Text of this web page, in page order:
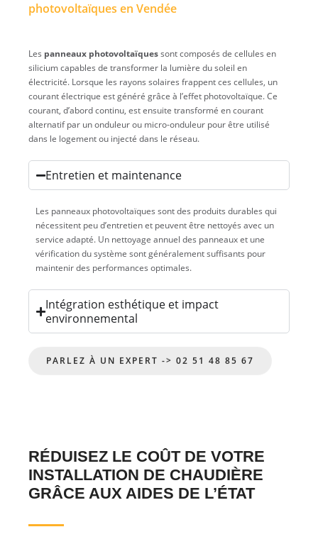
photovoltaïques en Vendée
Les panneaux photovoltaïquessont composés de cellules en
silicium capables de transformer la lumière du soleil en
électricité. Lorsque les rayons solaires frappent ces cellules, un
courant électrique est généré grâce à l’effet photovoltaïque. Ce
courant, d’abord continu, est ensuite transformé en courant
alternatif par un onduleur ou micro-onduleur pour être utilisé
dans le logement ou injecté dans le réseau.
Entretien et maintenance
Les panneaux photovoltaïques sont des produits durables qui
nécessitent peu d’entretien et peuvent être nettoyés avec un
service adapté. Un nettoyage annuel des panneaux et une
vérification du système sont généralement suffisants pour
maintenir des performances optimales.
Intégration esthétique et impact
environnemental
PARLEZ À UN EXPERT -> 02 51 48 85 67
RÉDUISEZ LE COÛT DE VOTRE
INSTALLATION DE CHAUDIÈRE
GRÂCE AUX AIDES DE L’ÉTAT